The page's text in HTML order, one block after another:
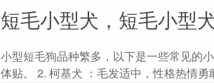
短毛小型犬，短毛小型
小型短毛狗品种繁多，以下是一些常见的
体贴。 2. 柯基犬 ：毛发适中，性格热情勇